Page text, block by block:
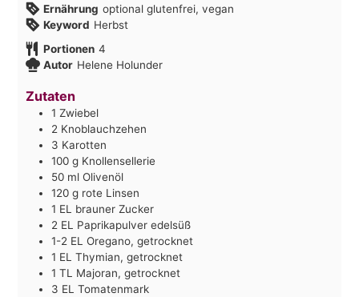
Ernährung optional glutenfrei, vegan
Keyword Herbst
Portionen 4
Autor Helene Holunder
Zutaten
1 Zwiebel
2 Knoblauchzehen
3 Karotten
100 g Knollensellerie
50 ml Olivenöl
120 g rote Linsen
1 EL brauner Zucker
2 EL Paprikapulver edelsüß
1-2 EL Oregano, getrocknet
1 EL Thymian, getrocknet
1 TL Majoran, getrocknet
3 EL Tomatenmark